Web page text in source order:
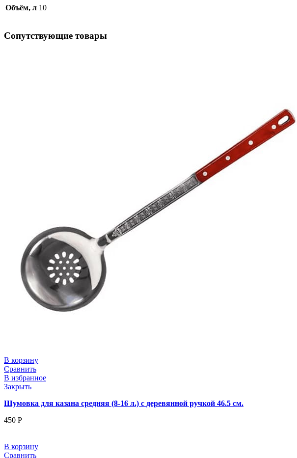
Объём, л 10
Сопутствующие товары
В корзину
Сравнить
В избранное
Закрыть
Шумовка для казана средняя (8-16 л.) с деревянной ручкой 46.5 см.
450 Р
В корзину
Сравнить